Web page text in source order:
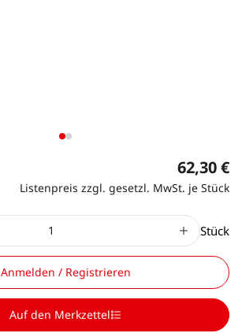
62,30 €
Listenpreis zzgl. gesetzl. MwSt. je Stück
Stück
Anmelden / Registrieren
Auf den Merkzettel